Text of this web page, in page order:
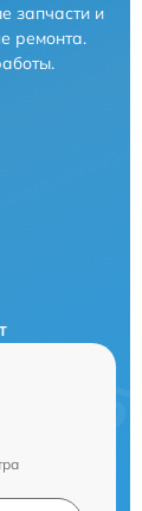
запчасти и
ремонта.